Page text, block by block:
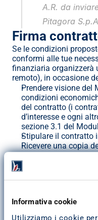
Informativa cookie
Utilizziamo i cookie
A.R. da
Pitagora
Firma
Se le condizioni
conformi alle tue
finanziaria organizzerà
remoto), in occasione
Prendere visione del
condizioni
del contratto (i
d’interesse e ogni
sezione 3.1 del
Stipulare il contratto
Ricevere una copia
attestazione di
Non avere
a quelle indicate nel
In esecuzione del
della documentazione